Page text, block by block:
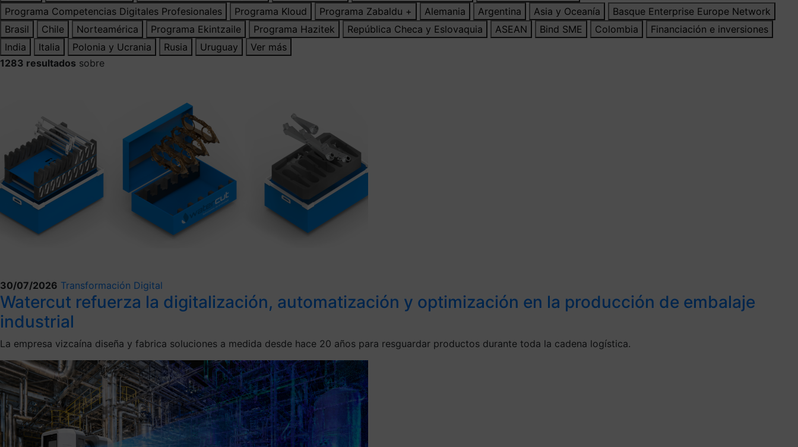
Programa Competencias Digitales Profesionales
Programa Kloud Programa Zabaldu + Alemania Argentina Asia y Oceanía
Basque Enterprise Europe Network
Brasil
Chile Norteamérica Programa Ekintzaile Programa Hazitek República Checa y Eslovaquia ASEAN Bind SME Colombia
Financiación e inversiones
India
Italia Polonia y Ucrania Rusia Uruguay
Ver más
1283 resultados sobre
30/07/2026 Transformación Digital
Watercut refuerza la digitalización, automatización y optimización en la producción de embalaje
industrial
La empresa vizcaína diseña y fabrica soluciones a medida desde hace 20 años para resguardar productos durante toda la cadena logística.